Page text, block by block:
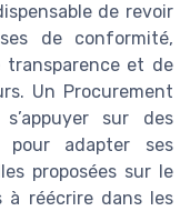
de revoir
de conformité,
transparence et de
Un Procurement
sur des
pour adapter ses
proposées sur le
à réécrire dans les